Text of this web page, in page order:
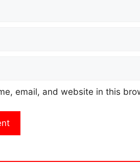
email, and website in this